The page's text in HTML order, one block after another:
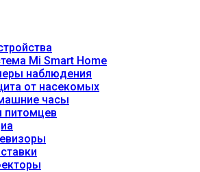
Mi Smart Home
наблюдения
от насекомых
часы
питомцев